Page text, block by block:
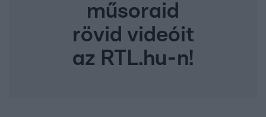
műsoraid
rövid videóit
az RTL.hu-n!